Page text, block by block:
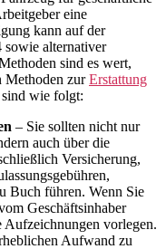
eine
kann auf der
sowie alternativer
sind es wert,
Methoden zurErstattung
wie folgt:
– Sie sollten nicht nur
auch über die
Versicherung,
Buch führen. Wenn Sie
Geschäftsinhaber
Aufzeichnungen vorlegen.
Aufwand zu